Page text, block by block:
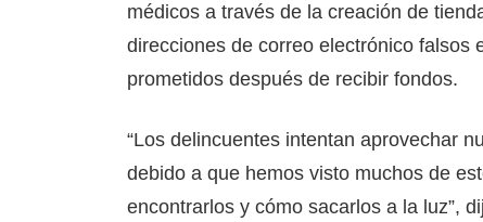
médicos a través de la creación de
direcciones de correo electrónico falsos
prometidos después de recibir fondos.
“Los delincuentes intentan aprovechar
debido a que hemos visto muchos de
encontrarlos y cómo sacarlos a la luz”,